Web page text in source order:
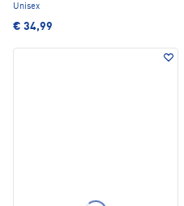
Unisex
€ 34,99